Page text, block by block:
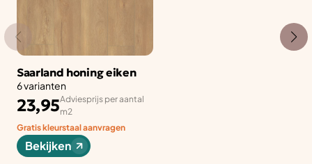
Saarland honing eiken
6 varianten
23,95Adviesprijs per aantal
m2
Gratis kleurstaal aanvragen
Bekijken